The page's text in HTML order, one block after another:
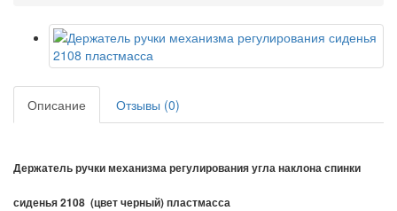
Описание Отзывы (0)
Держатель ручки механизма регулирования угла наклона спинки
сиденья 2108 (цвет черный) пластмасса